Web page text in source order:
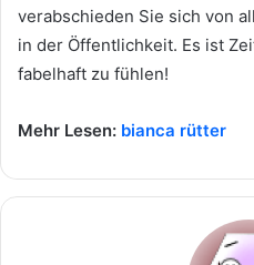
verabschieden Sie sich von
in der Öffentlichkeit. Es ist
fabelhaft zu fühlen!
Mehr Lesen: bianca rütter